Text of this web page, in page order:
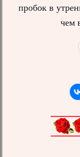
пробок в
чем